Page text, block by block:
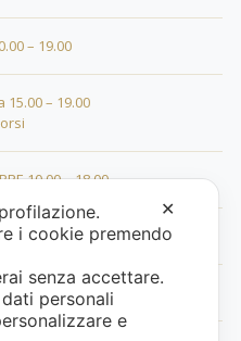
– 19.00
15.00 – 19.00
10.00 – 18.00
15.00 – 19.00
15.00 – 19.00
✕
i cookie premendo
senza accettare.
personali
e